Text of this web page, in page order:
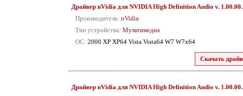
Драйвер nVidia для NVIDIA High Definition Audio v.
Производитель: nVidia
Тип устройства: Мультимедиа
ОС: 2000 XP XP64 Vista Vista64 W7 W7x64
Скачать
Драйвер nVidia для NVIDIA High Definition Audio v.